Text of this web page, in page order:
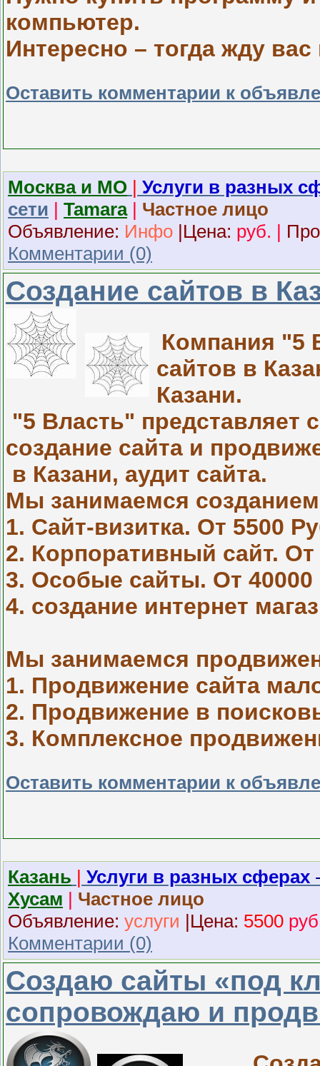
компьютер.
Интересно – тогда жду
Оставить комментарии к
Москва и МО | Услуги в разных
сети | Tamara | Частное лицо
Объявление: Инфо |Цена: руб. |
Комментарии (0)
Создание сайтов в
Компания "5
сайтов в
Казани.
"5 Власть" представляет
создание сайта и
в Казани, аудит сайта.
Мы занимаемся
1. Сайт-визитка. От 5500
2. Корпоративный сайт. От
3. Особые сайты. От 40000
4. создание интернет
Мы занимаемся
1. Продвижение сайта
2. Продвижение в
3. Комплексное
Оставить комментарии к
Казань | Услуги в разных сферах
Хусам | Частное лицо
Объявление: услуги |Цена: 5500
Комментарии (0)
Создаю сайты «под
сопровождаю и